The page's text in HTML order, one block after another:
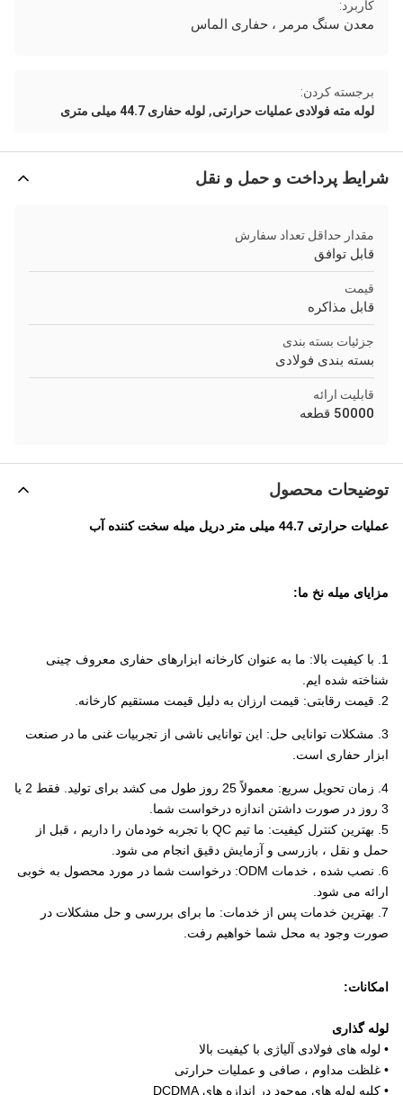
کاربرد:
معدن سنگ مرمر ، حفاری الماس
برجسته کردن:
لوله مته فولادی عملیات حرارتی, لوله حفاری 44.7 میلی متری
شرایط پرداخت و حمل و نقل
مقدار حداقل تعداد سفارش
قابل توافق
قیمت
قابل مذاکره
جزئیات بسته بندی
بسته بندی فولادی
قابلیت ارائه
50000 قطعه
توضیحات محصول
عملیات حرارتی 44.7 میلی متر دریل میله سخت کننده آب
مزایای میله نخ ما:
1. با کیفیت بالا: ما به عنوان کارخانه ابزارهای حفاری معروف چینی
شناخته شده ایم.
2. قیمت رقابتی: قیمت ارزان به دلیل قیمت مستقیم کارخانه.
3. مشکلات توانایی حل: این توانایی ناشی از تجربیات غنی ما در صنعت
ابزار حفاری است.
4. زمان تحویل سریع: معمولاً 25 روز طول می کشد برای تولید. فقط 2 یا
3 روز در صورت داشتن اندازه درخواست شما.
5. بهترین کنترل کیفیت: ما تیم QC با تجربه خودمان را داریم ، قبل از
حمل و نقل ، بازرسی و آزمایش دقیق انجام می شود.
6. نصب شده ، خدمات ODM: درخواست شما در مورد محصول به خوبی
ارائه می شود.
7. بهترین خدمات پس از خدمات: ما برای بررسی و حل مشکلات در
صورت وجود به محل شما خواهیم رفت.
امکانات:
لوله گذاری
• لوله های فولادی آلیاژی با کیفیت بالا
• غلظت مداوم ، صافی و عملیات حرارتی
• کلیه لوله های موجود در اندازه های DCDMA